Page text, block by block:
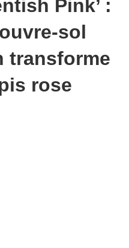
Pink’ :
sol
transforme
rose